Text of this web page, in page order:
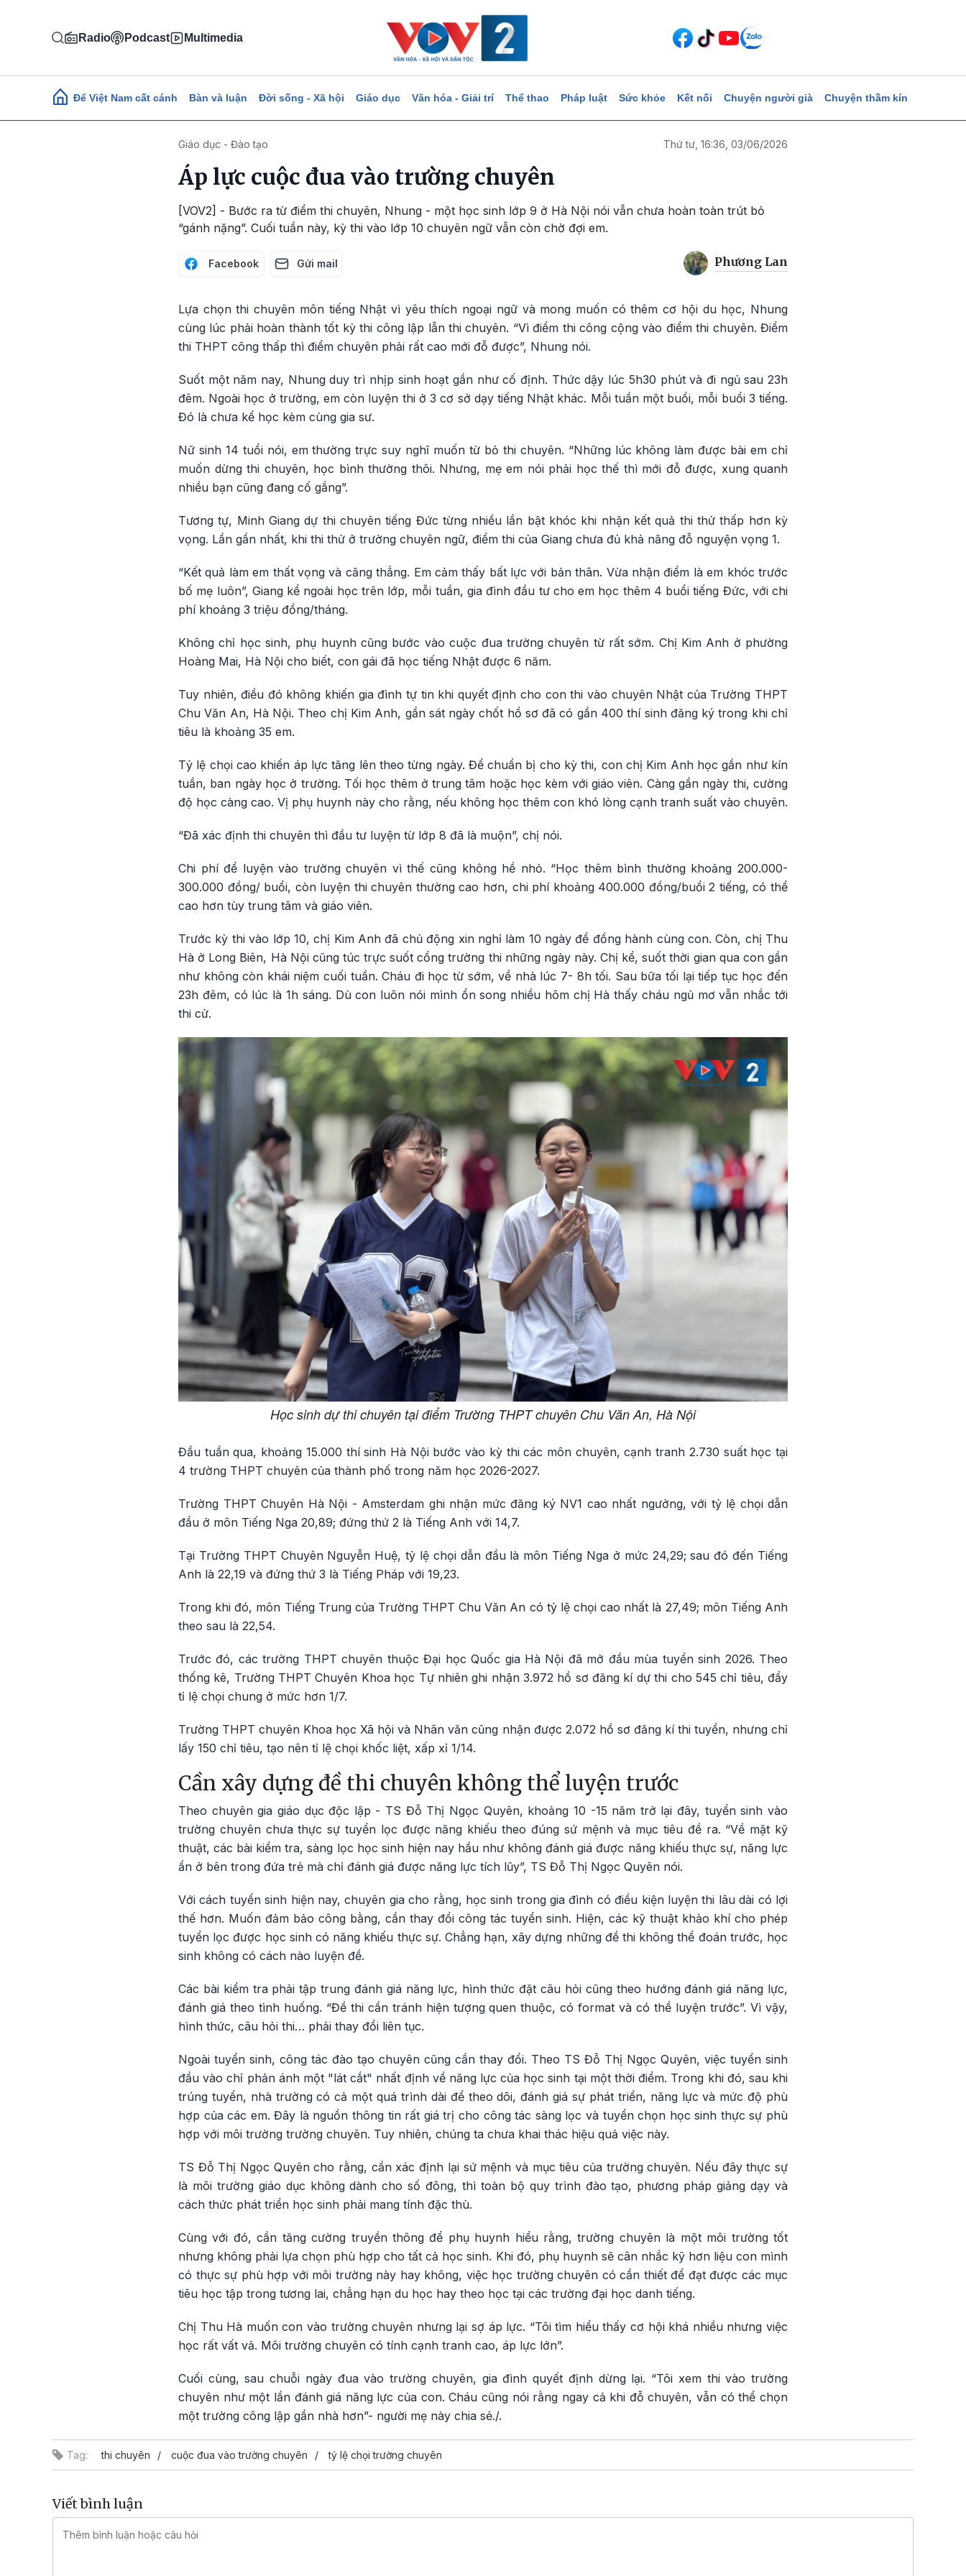
Radio Podcast Multimedia
Main navigation
Để Việt Nam cất cánh Bàn và luận Đời sống - Xã hội Giáo dục Văn hóa - Giải trí Thể thao Pháp luật Sức khỏe Kết nối Chuyện người già Chuyện thầm kín
Giáo dục - Đào tạo Thứ tư, 16:36, 03/06/2026
Áp lực cuộc đua vào trường chuyên
[VOV2] - Bước ra từ điểm thi chuyên, Nhung - một học sinh lớp 9 ở Hà Nội nói vẫn chưa hoàn toàn trút bỏ
“gánh nặng”. Cuối tuần này, kỳ thi vào lớp 10 chuyên ngữ vẫn còn chờ đợi em.
Facebook Gửi mail Phương Lan
Lựa chọn thi chuyên môn tiếng Nhật vì yêu thích ngoại ngữ và mong muốn có thêm cơ hội du học, Nhung
cùng lúc phải hoàn thành tốt kỳ thi công lập lẫn thi chuyên. “Vì điểm thi công cộng vào điểm thi chuyên. Điểm
thi THPT công thấp thì điểm chuyên phải rất cao mới đỗ được”, Nhung nói.
Suốt một năm nay, Nhung duy trì nhịp sinh hoạt gần như cố định. Thức dậy lúc 5h30 phút và đi ngủ sau 23h
đêm. Ngoài học ở trường, em còn luyện thi ở 3 cơ sở dạy tiếng Nhật khác. Mỗi tuần một buổi, mỗi buổi 3 tiếng.
Đó là chưa kể học kèm cùng gia sư.
Nữ sinh 14 tuổi nói, em thường trực suy nghĩ muốn từ bỏ thi chuyên. “Những lúc không làm được bài em chỉ
muốn dừng thi chuyên, học bình thường thôi. Nhưng, mẹ em nói phải học thế thì mới đỗ được, xung quanh
nhiều bạn cũng đang cố gắng”.
Tương tự, Minh Giang dự thi chuyên tiếng Đức từng nhiều lần bật khóc khi nhận kết quả thi thử thấp hơn kỳ
vọng. Lần gần nhất, khi thi thử ở trường chuyên ngữ, điểm thi của Giang chưa đủ khả năng đỗ nguyện vọng 1.
“Kết quả làm em thất vọng và căng thẳng. Em cảm thấy bất lực với bản thân. Vừa nhận điểm là em khóc trước
bố mẹ luôn”, Giang kể ngoài học trên lớp, mỗi tuần, gia đình đầu tư cho em học thêm 4 buổi tiếng Đức, với chi
phí khoảng 3 triệu đồng/tháng.
Không chỉ học sinh, phụ huynh cũng bước vào cuộc đua trường chuyên từ rất sớm. Chị Kim Anh ở phường
Hoàng Mai, Hà Nội cho biết, con gái đã học tiếng Nhật được 6 năm.
Tuy nhiên, điều đó không khiến gia đình tự tin khi quyết định cho con thi vào chuyên Nhật của Trường THPT
Chu Văn An, Hà Nội. Theo chị Kim Anh, gần sát ngày chốt hồ sơ đã có gần 400 thí sinh đăng ký trong khi chỉ
tiêu là khoảng 35 em.
Tỷ lệ chọi cao khiến áp lực tăng lên theo từng ngày. Để chuẩn bị cho kỳ thi, con chị Kim Anh học gần như kín
tuần, ban ngày học ở trường. Tối học thêm ở trung tâm hoặc học kèm với giáo viên. Càng gần ngày thi, cường
độ học càng cao. Vị phụ huynh này cho rằng, nếu không học thêm con khó lòng cạnh tranh suất vào chuyên.
“Đã xác định thi chuyên thì đầu tư luyện từ lớp 8 đã là muộn”, chị nói.
Chi phí để luyện vào trường chuyên vì thế cũng không hề nhỏ. “Học thêm bình thường khoảng 200.000-
300.000 đồng/ buổi, còn luyện thi chuyên thường cao hơn, chi phí khoảng 400.000 đồng/buổi 2 tiếng, có thể
cao hơn tùy trung tâm và giáo viên.
Trước kỳ thi vào lớp 10, chị Kim Anh đã chủ động xin nghỉ làm 10 ngày để đồng hành cùng con. Còn, chị Thu
Hà ở Long Biên, Hà Nội cũng túc trực suốt cổng trường thi những ngày này. Chị kể, suốt thời gian qua con gần
như không còn khái niệm cuối tuần. Cháu đi học từ sớm, về nhà lúc 7- 8h tối. Sau bữa tối lại tiếp tục học đến
23h đêm, có lúc là 1h sáng. Dù con luôn nói mình ổn song nhiều hôm chị Hà thấy cháu ngủ mơ vẫn nhắc tới
thi cử.
Học sinh dự thi chuyên tại điểm Trường THPT chuyên Chu Văn An, Hà Nội
Đầu tuần qua, khoảng 15.000 thí sinh Hà Nội bước vào kỳ thi các môn chuyên, cạnh tranh 2.730 suất học tại
4 trường THPT chuyên của thành phố trong năm học 2026-2027.
Trường THPT Chuyên Hà Nội - Amsterdam ghi nhận mức đăng ký NV1 cao nhất ngưởng, với tỷ lệ chọi dẫn
đầu ở môn Tiếng Nga 20,89; đứng thứ 2 là Tiếng Anh với 14,7.
Tại Trường THPT Chuyên Nguyễn Huệ, tỷ lệ chọi dẫn đầu là môn Tiếng Nga ở mức 24,29; sau đó đến Tiếng
Anh là 22,19 và đứng thứ 3 là Tiếng Pháp với 19,23.
Trong khi đó, môn Tiếng Trung của Trường THPT Chu Văn An có tỷ lệ chọi cao nhất là 27,49; môn Tiếng Anh
theo sau là 22,54.
Trước đó, các trường THPT chuyên thuộc Đại học Quốc gia Hà Nội đã mở đầu mùa tuyển sinh 2026. Theo
thống kê, Trường THPT Chuyên Khoa học Tự nhiên ghi nhận 3.972 hồ sơ đăng kí dự thi cho 545 chỉ tiêu, đẩy
tỉ lệ chọi chung ở mức hơn 1/7.
Trường THPT chuyên Khoa học Xã hội và Nhân văn cũng nhận được 2.072 hồ sơ đăng kí thi tuyển, nhưng chỉ
lấy 150 chỉ tiêu, tạo nên tỉ lệ chọi khốc liệt, xấp xỉ 1/14.
Cần xây dựng đề thi chuyên không thể luyện trước
Theo chuyên gia giáo dục độc lập - TS Đỗ Thị Ngọc Quyên, khoảng 10 -15 năm trở lại đây, tuyển sinh vào
trường chuyên chưa thực sự tuyển lọc được năng khiếu theo đúng sứ mệnh và mục tiêu đề ra. “Về mặt kỹ
thuật, các bài kiểm tra, sàng lọc học sinh hiện nay hầu như không đánh giá được năng khiếu thực sự, năng lực
ẩn ở bên trong đứa trẻ mà chỉ đánh giá được năng lực tích lũy”, TS Đỗ Thị Ngọc Quyên nói.
Với cách tuyển sinh hiện nay, chuyên gia cho rằng, học sinh trong gia đình có điều kiện luyện thi lâu dài có lợi
thế hơn. Muốn đảm bảo công bằng, cần thay đổi công tác tuyển sinh. Hiện, các kỹ thuật khảo khí cho phép
tuyển lọc được học sinh có năng khiếu thực sự. Chẳng hạn, xây dựng những đề thi không thể đoán trước, học
sinh không có cách nào luyện đề.
Các bài kiểm tra phải tập trung đánh giá năng lực, hình thức đặt câu hỏi cũng theo hướng đánh giá năng lực,
đánh giá theo tình huống. “Đề thi cần tránh hiện tượng quen thuộc, có format và có thể luyện trước”. Vì vậy,
hình thức, câu hỏi thi… phải thay đổi liên tục.
Ngoài tuyển sinh, công tác đào tạo chuyên cũng cần thay đổi. Theo TS Đỗ Thị Ngọc Quyên, việc tuyển sinh
đầu vào chỉ phản ánh một "lát cắt" nhất định về năng lực của học sinh tại một thời điểm. Trong khi đó, sau khi
trúng tuyển, nhà trường có cả một quá trình dài để theo dõi, đánh giá sự phát triển, năng lực và mức độ phù
hợp của các em. Đây là nguồn thông tin rất giá trị cho công tác sàng lọc và tuyển chọn học sinh thực sự phù
hợp với môi trường trường chuyên. Tuy nhiên, chúng ta chưa khai thác hiệu quả việc này.
TS Đỗ Thị Ngọc Quyên cho rằng, cần xác định lại sứ mệnh và mục tiêu của trường chuyên. Nếu đây thực sự
là môi trường giáo dục không dành cho số đông, thì toàn bộ quy trình đào tạo, phương pháp giảng dạy và
cách thức phát triển học sinh phải mang tính đặc thù.
Cùng với đó, cần tăng cường truyền thông để phụ huynh hiểu rằng, trường chuyên là một môi trường tốt
nhưng không phải lựa chọn phù hợp cho tất cả học sinh. Khi đó, phụ huynh sẽ cân nhắc kỹ hơn liệu con mình
có thực sự phù hợp với môi trường này hay không, việc học trường chuyên có cần thiết để đạt được các mục
tiêu học tập trong tương lai, chẳng hạn du học hay theo học tại các trường đại học danh tiếng.
Chị Thu Hà muốn con vào trường chuyên nhưng lại sợ áp lực. “Tôi tìm hiểu thấy cơ hội khá nhiều nhưng việc
học rất vất vả. Môi trường chuyên có tính cạnh tranh cao, áp lực lớn”.
Cuối cùng, sau chuỗi ngày đua vào trường chuyên, gia đình quyết định dừng lại. “Tôi xem thi vào trường
chuyên như một lần đánh giá năng lực của con. Cháu cũng nói rằng ngay cả khi đỗ chuyên, vẫn có thể chọn
một trường công lập gần nhà hơn”- người mẹ này chia sẻ./.
Tag: thi chuyên cuộc đua vào trường chuyên tỷ lệ chọi trường chuyên
Viết bình luận